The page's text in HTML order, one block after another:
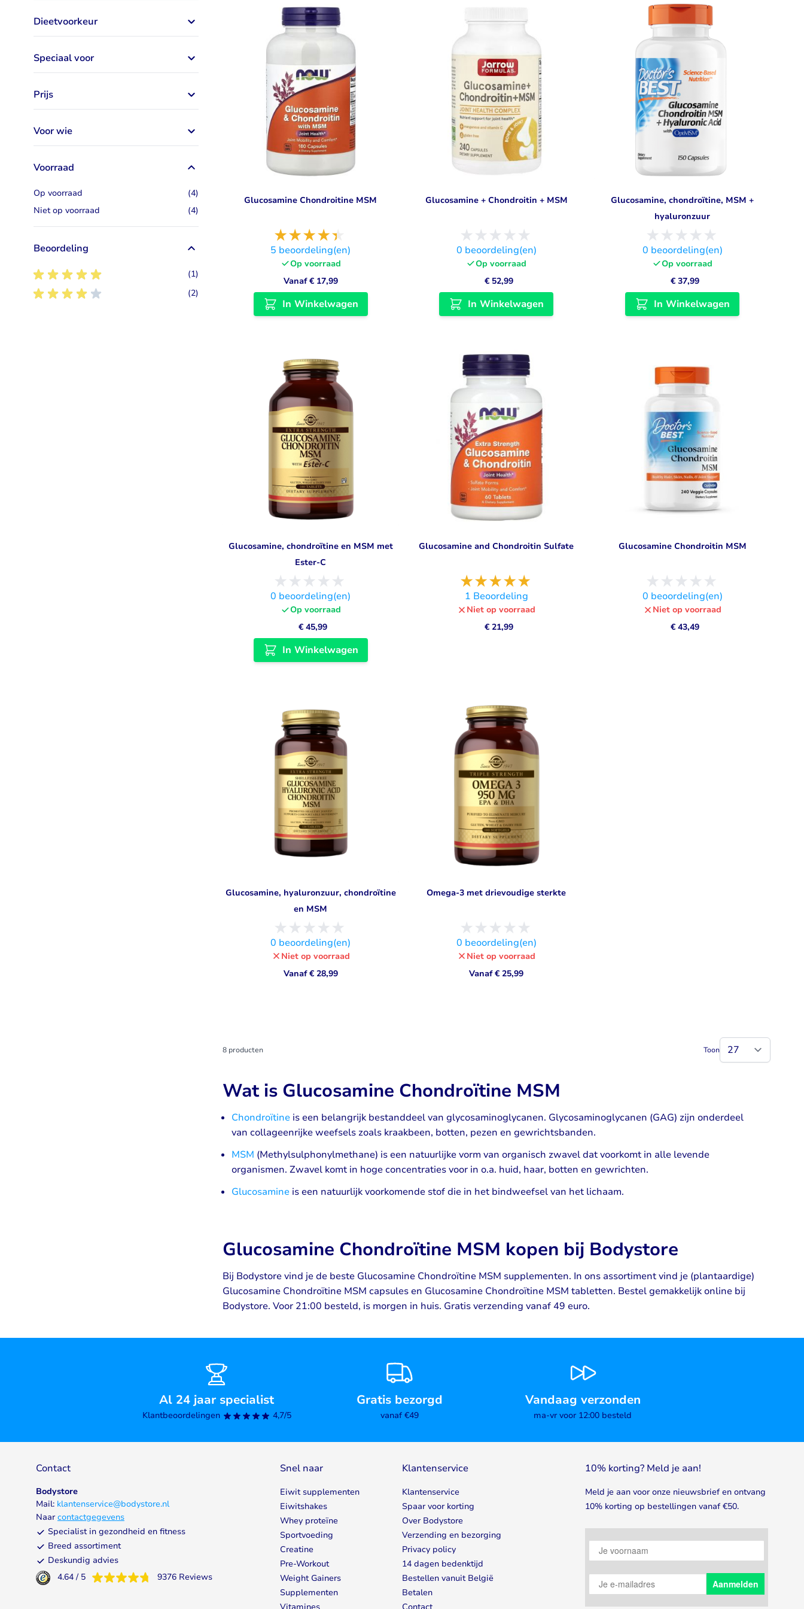
Bekijk alles
Bekijk alles
Bekijk alles
Dieetvoorkeur
Speciaal voor
Prijs
Voor wie
Voorraad
Op voorraad (4)
Niet op voorraad
(4)
Beoordeling
5 (1)
4
(2)
Glucosamine Chondroitine MSM
5 beoordeling(en)
Op voorraad
Vanaf€ 17,99
In Winkelwagen
Glucosamine + Chondroitin + MSM
0 beoordeling(en)
Op voorraad
€ 52,99
In Winkelwagen
Glucosamine, chondroïtine, MSM +
hyaluronzuur
0 beoordeling(en)
Op voorraad
€ 37,99
In Winkelwagen
Glucosamine, chondroïtine en MSM met
Ester-C
0 beoordeling(en)
Op voorraad
€ 45,99
In Winkelwagen
Glucosamine and Chondroitin Sulfate
1 Beoordeling
Niet op voorraad
€ 21,99
Glucosamine Chondroitin MSM
0 beoordeling(en)
Niet op voorraad
€ 43,49
Glucosamine, hyaluronzuur, chondroïtine
en MSM
0 beoordeling(en)
Niet op voorraad
Vanaf€ 28,99
Omega-3 met drievoudige sterkte
0 beoordeling(en)
Niet op voorraad
Vanaf€ 25,99
8 producten Toon
Wat is Glucosamine Chondroïtine MSM
Chondroïtine is een belangrijk bestanddeel van glycosaminoglycanen. Glycosaminoglycanen (GAG) zijn onderdeel
van collageenrijke weefsels zoals kraakbeen, botten, pezen en gewrichtsbanden.
MSM (Methylsulphonylmethane) is een natuurlijke vorm van organisch zwavel dat voorkomt in alle levende
organismen. Zwavel komt in hoge concentraties voor in o.a. huid, haar, botten en gewrichten.
Glucosamine is een natuurlijk voorkomende stof die in het bindweefsel van het lichaam.
Glucosamine Chondroïtine MSM kopen bij Bodystore
Bij Bodystore vind je de beste Glucosamine Chondroïtine MSM supplementen. In ons assortiment vind je (plantaardige)
Glucosamine Chondroïtine MSM capsules en Glucosamine Chondroïtine MSM tabletten. Bestel gemakkelijk online bij
Bodystore. Voor 21:00 besteld, is morgen in huis. Gratis verzending vanaf 49 euro.
Al 24 jaar specialist
Klantbeoordelingen 4,7/5
Gratis bezorgd
vanaf €49
Vandaag verzonden
ma-vr voor 12:00 besteld
Contact
Bodystore
Mail: klantenservice@bodystore.nl
Naarcontactgegevens
Specialist in gezondheid en fitness
Breed assortiment
Deskundig advies
4.64 / 5 9376 Reviews
Snel naar
Eiwit supplementen
Eiwitshakes
Whey proteïne
Sportvoeding
Creatine
Pre-Workout
Weight Gainers
Supplementen
Klantenservice
Klantenservice
Spaar voor korting
Over Bodystore
Verzending en bezorging
Privacy policy
14 dagen bedenktijd
Bestellen vanuit België
Betalen
10% korting? Meld je aan!
Meld je aan voor onze nieuwsbrief en ontvang
10% korting op bestellingen vanaf €50.
Je voornaam
Je e-mailadres Aanmelden